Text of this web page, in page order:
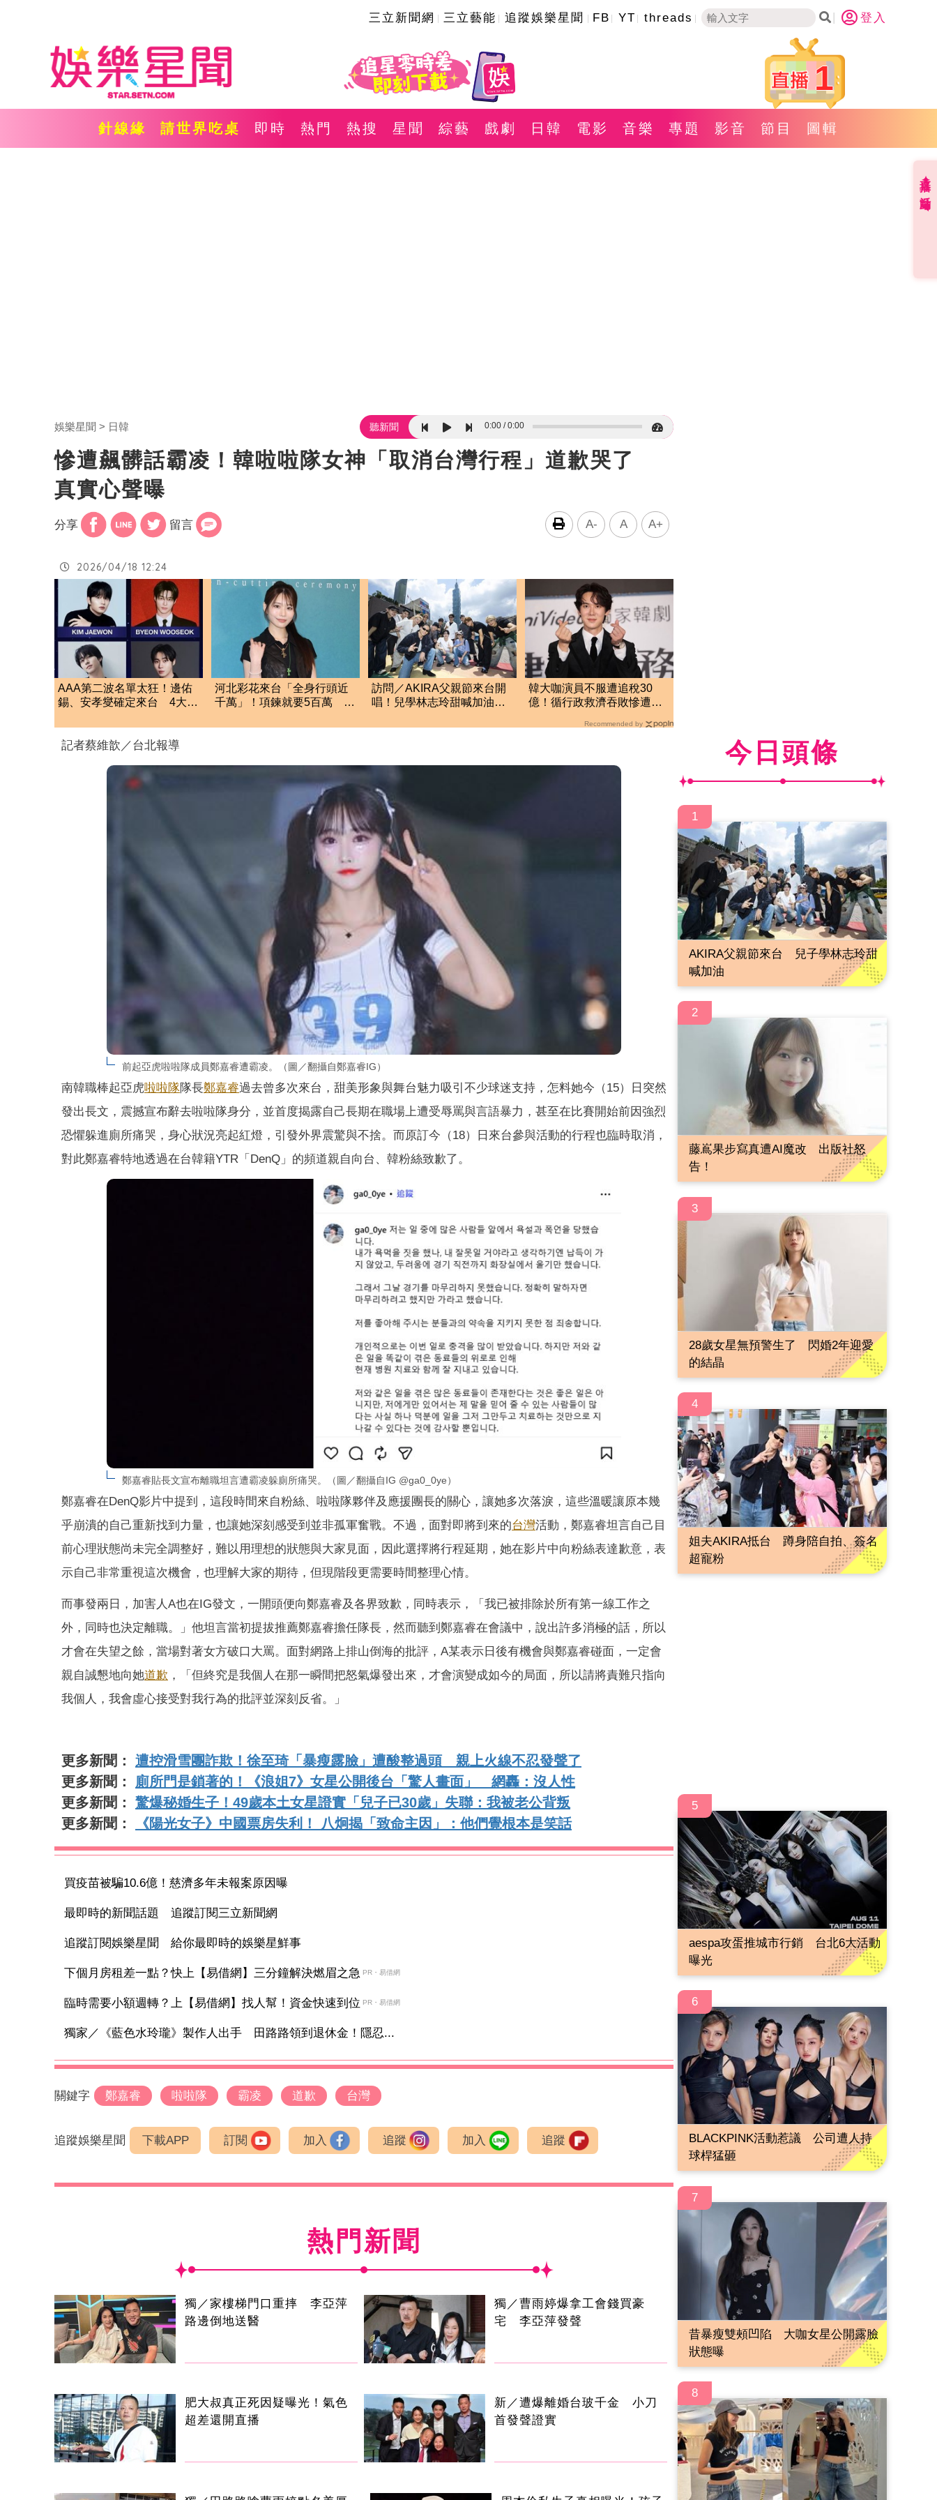
三立新聞網 三立藝能 追蹤娛樂星聞 FB YT threads 登入
1
針線緣 請世界吃桌 即時 熱門 熱搜 星聞 綜藝 戲劇 日韓 電影 音樂 專題 影音 節目 圖輯
娛樂星聞 日韓 聽新聞 0:00 0:00
慘遭飆髒話霸凌！韓啦啦隊女神「取消台灣行程」道歉哭了
真實心聲曝
分享 留言 A- A A+
2026/04/18 12:24
AAA第二波名單太狂！邊佑
錫、安孝燮確定來台 4大韓
河北彩花來台「全身行頭近
千萬」！項鍊就要5百萬 她
訪問／AKIRA父親節來台開
唱！兒學林志玲甜喊加油
韓大咖演員不服遭追稅30
億！循行政救濟吞敗慘遭駁
Recommended by
記者蔡維歆／台北報導
前起亞虎啦啦隊成員鄭嘉睿遭霸凌。（圖／翻攝自鄭嘉睿IG）
南韓職棒起亞虎啦啦隊隊長鄭嘉睿過去曾多次來台，甜美形象與舞台魅力吸引不少球迷支持，怎料她今（15）日突然
發出長文，震撼宣布辭去啦啦隊身分，並首度揭露自己長期在職場上遭受辱罵與言語暴力，甚至在比賽開始前因強烈
恐懼躲進廁所痛哭，身心狀況亮起紅燈，引發外界震驚與不捨。而原訂今（18）日來台參與活動的行程也臨時取消，
對此鄭嘉睿特地透過在台韓籍YTR「DenQ」的頻道親自向台、韓粉絲致歉了。
鄭嘉睿貼長文宣布離職坦言遭霸凌躲廁所痛哭。（圖／翻攝自IG @ga0_0ye）
鄭嘉睿在DenQ影片中提到，這段時間來自粉絲、啦啦隊夥伴及應援團長的關心，讓她多次落淚，這些溫暖讓原本幾
乎崩潰的自己重新找到力量，也讓她深刻感受到並非孤軍奮戰。不過，面對即將到來的台灣活動，鄭嘉睿坦言自己目
前心理狀態尚未完全調整好，難以用理想的狀態與大家見面，因此選擇將行程延期，她在影片中向粉絲表達歉意，表
示自己非常重視這次機會，也理解大家的期待，但現階段更需要時間整理心情。
而事發兩日，加害人A也在IG發文，一開頭便向鄭嘉睿及各界致歉，同時表示，「我已被排除於所有第一線工作之
外，同時也決定離職。」他坦言當初提拔推薦鄭嘉睿擔任隊長，然而聽到鄭嘉睿在會議中，說出許多消極的話，所以
才會在失望之餘，當場對著女方破口大罵。面對網路上排山倒海的批評，A某表示日後有機會與鄭嘉睿碰面，一定會
親自誠懇地向她道歉 ，「但終究是我個人在那一瞬間把怒氣爆發出來，才會演變成如今的局面，所以請將責難只指向
我個人，我會虛心接受對我行為的批評並深刻反省。」
更多新聞： 遭控滑雪團詐欺！徐至琦「暴瘦露臉」遭酸整過頭 親上火線不忍發聲了
更多新聞： 廁所門是鎖著的！《浪姐7》女星公開後台「驚人畫面」 網轟：沒人性
更多新聞： 驚爆秘婚生子！49歲本土女星證實「兒子已30歲」失聯：我被老公背叛
更多新聞：
《陽光女子》中國票房失利！ 八炯揭「致命主因」：他們覺根本是笑話
買疫苗被騙10.6億！慈濟多年未報案原因曝
最即時的新聞話題 追蹤訂閱三立新聞網
追蹤訂閱娛樂星聞 給你最即時的娛樂星鮮事
下個月房租差一點？快上【易借網】三分鐘解決燃眉之急 PR・易借網
臨時需要小額週轉？上【易借網】找人幫！資金快速到位 PR・易借網
獨家／《藍色水玲瓏》製作人出手 田路路領到退休金！隱忍...
關鍵字 鄭嘉睿 啦啦隊 霸凌 道歉 台灣
追蹤娛樂星聞 下載APP 訂閱 加入 追蹤 加入 追蹤
熱門新聞
獨／家樓梯門口重摔 李亞萍
路邊倒地送醫
獨／曹雨婷爆拿工會錢買豪
宅 李亞萍發聲
肥大叔真正死因疑曝光！氣色
超差還開直播
新／遭爆離婚台玻千金 小刀
首發聲證實
今日頭條
1
AKIRA父親節來台 兒子學林志玲甜
喊加油
2
藤嶌果步寫真遭AI魔改 出版社怒
告！
3
28歲女星無預警生了 閃婚2年迎愛
的結晶
4
姐夫AKIRA抵台 蹲身陪自拍、簽名
超寵粉
5
aespa攻蛋推城市行銷 台北6大活動
曝光
6
BLACKPINK活動惹議 公司遭人持
球桿猛砸
7
昔暴瘦雙頰凹陷 大咖女星公開露臉
狀態曝
8
直播✦活動